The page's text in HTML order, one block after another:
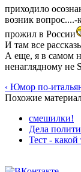
приходило
возник вопрос....-
прожил в России
И там все
А еще, я в самом
ненаглядному не
‹ Юмор по-
Похожие
смешилки!
Дела
Тест -